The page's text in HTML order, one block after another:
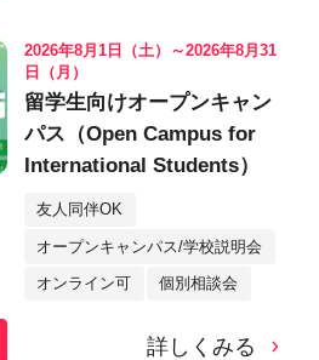
2026年8月1日（土）～2026年8月31
日（月）
留学生向けオープンキャン
パス（Open Campus for
International Students）
友人同伴OK
オープンキャンパス/学校説明会
オンライン可 個別相談会
詳しくみる